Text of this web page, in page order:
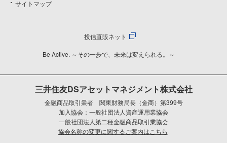
サイトマップ
投信直販ネット
Be Active. ～その一歩で、未来は変えられる。～
三井住友DSアセットマネジメント株式会社
金融商品取引業者 関東財務局長（金商）第399号
加入協会：一般社団法人資産運用業協会
一般社団法人第二種金融商品取引業協会
協会名称の変更に関するご案内はこちら